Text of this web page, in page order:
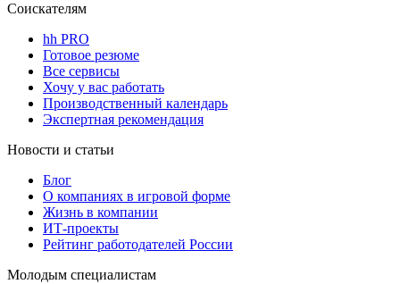
Соискателям
hh PRO
Готовое резюме
Все сервисы
Хочу у вас работать
Производственный календарь
Экспертная рекомендация
Новости и статьи
Блог
О компаниях в игровой форме
Жизнь в компании
ИТ-проекты
Рейтинг работодателей России
Молодым специалистам